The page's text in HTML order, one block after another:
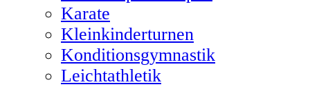
Karate
Kleinkinderturnen
Konditionsgymnastik
Leichtathletik